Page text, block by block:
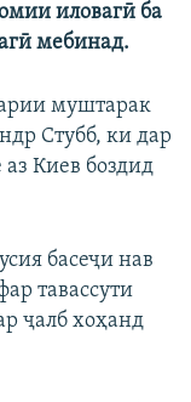
иловагӣ ба
мебинад.
муштарак
Стубб, ки дар
Киев боздид
басеҷи нав
тавассути
ҷалб хоҳанд